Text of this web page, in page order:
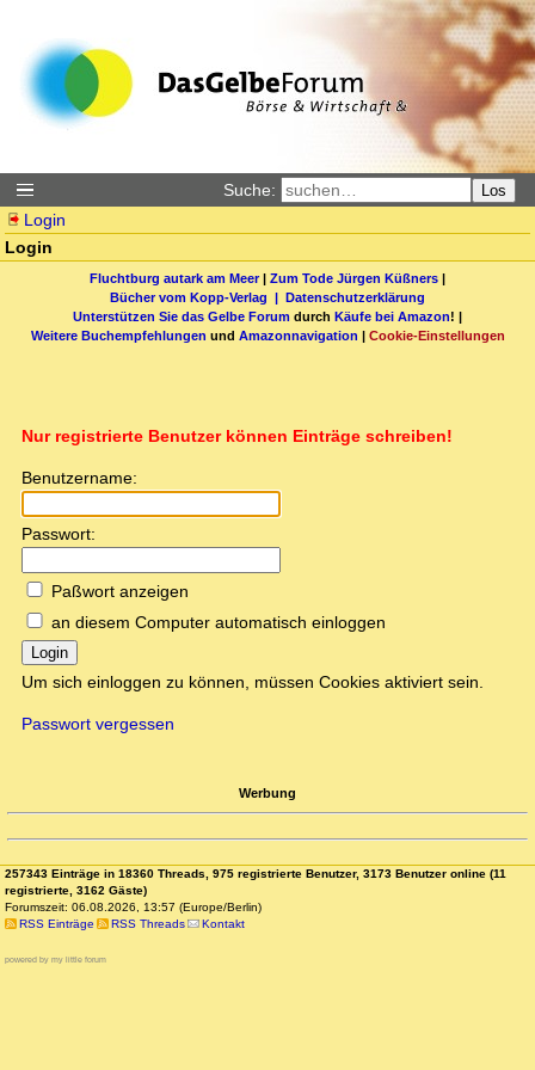
Suche: Los
Login
Login
Fluchtburg autark am Meer| Zum Tode Jürgen Küßners |
Bücher vom Kopp-Verlag | Datenschutzerklärung
Unterstützen Sie das Gelbe Forum durch Käufe bei Amazon! |
Weitere Buchempfehlungen und Amazonnavigation | Cookie-Einstellungen
Nur registrierte Benutzer können Einträge schreiben!
Benutzername:
Passwort:
Paßwort anzeigen
an diesem Computer automatisch einloggen
Login
Um sich einloggen zu können, müssen Cookies aktiviert sein.
Passwort vergessen
Werbung
257343 Einträge in 18360 Threads, 975 registrierte Benutzer, 3173 Benutzer online (11
registrierte, 3162 Gäste)
Forumszeit: 06.08.2026, 13:57 (Europe/Berlin)
RSS Einträge
RSS Threads Kontakt
powered by my little forum